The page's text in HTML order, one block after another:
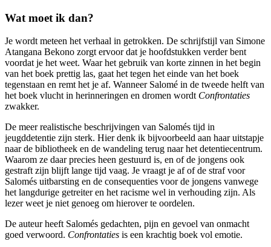
Wat moet ik dan?
Je wordt meteen het verhaal in getrokken. De schrijfstijl van Simone
Atangana Bekono zorgt ervoor dat je hoofdstukken verder bent
voordat je het weet. Waar het gebruik van korte zinnen in het begin
van het boek prettig las, gaat het tegen het einde van het boek
tegenstaan en remt het je af. Wanneer Salomé in de tweede helft van
het boek vlucht in herinneringen en dromen wordt Confrontaties
zwakker.
De meer realistische beschrijvingen van Salomés tijd in
jeugddetentie zijn sterk. Hier denk ik bijvoorbeeld aan haar uitstapje
naar de bibliotheek en de wandeling terug naar het detentiecentrum.
Waarom ze daar precies heen gestuurd is, en of de jongens ook
gestraft zijn blijft lange tijd vaag. Je vraagt je af of de straf voor
Salomés uitbarsting en de consequenties voor de jongens vanwege
het langdurige getreiter en het racisme wel in verhouding zijn. Als
lezer weet je niet genoeg om hierover te oordelen.
De auteur heeft Salomés gedachten, pijn en gevoel van onmacht
goed verwoord. Confrontaties is een krachtig boek vol emotie.